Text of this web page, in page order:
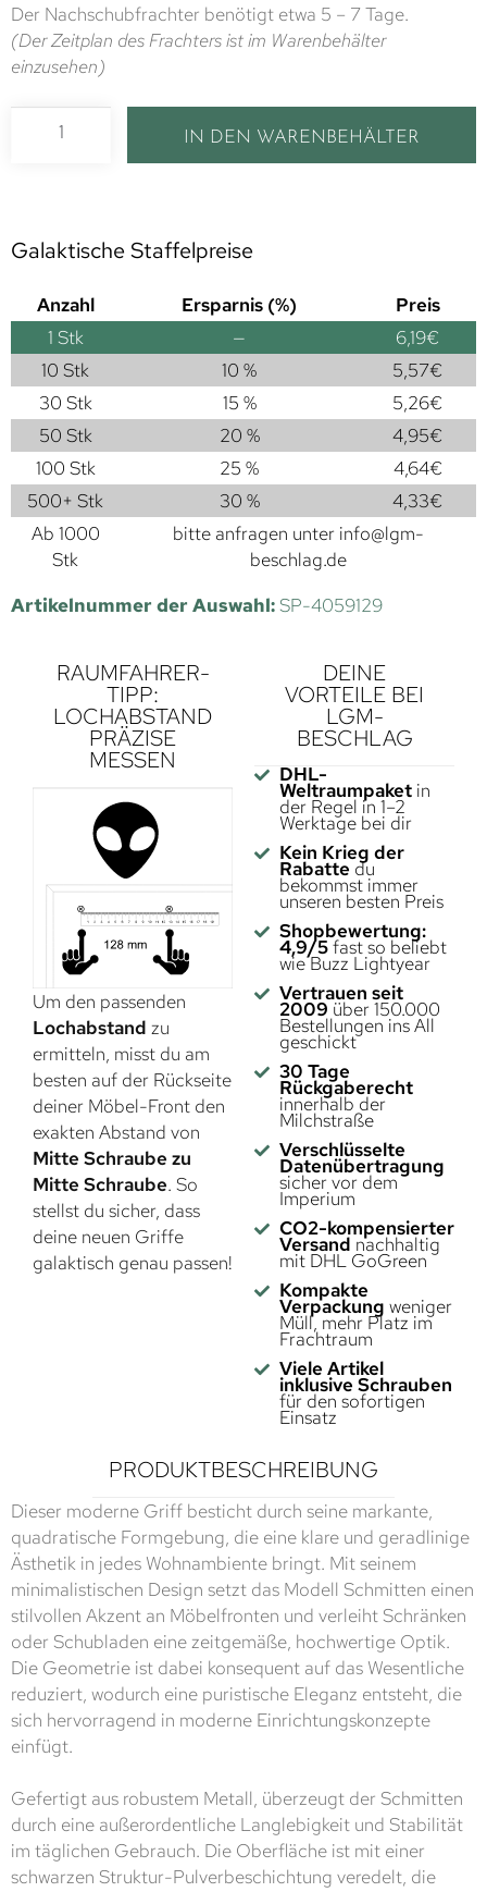
Der Nachschubfrachter benötigt etwa 5 – 7 Tage.
(Der Zeitplan des Frachters ist im Warenbehälter
einzusehen)
IN DEN WARENBEHÄLTER
Galaktische Staffelpreise
Anzahl Ersparnis (%)
Preis
1 Stk — 6,19€
10 Stk
10 % 5,57€
30 Stk
15 % 5,26€
50 Stk
20 % 4,95€
100 Stk
25 % 4,64€
500+ Stk
30 % 4,33€
Ab 1000
Stk
bitte anfragen unter info@lgm-
beschlag.de
Artikelnummer der Auswahl:SP-4059129
RAUMFAHRER-
TIPP:
LOCHABSTAND
PRÄZISE
MESSEN
Um den passenden
Lochabstand zu
ermitteln, misst du am
besten auf der Rückseite
deiner Möbel-Front den
exakten Abstand von
Mitte Schraube zu
Mitte Schraube. So
stellst du sicher, dass
deine neuen Griffe
galaktisch genau passen!
DEINE
VORTEILE BEI
LGM-
BESCHLAG
DHL-
Weltraumpaketin
der Regel in 1–2
Werktage bei dir
Kein Krieg der
Rabatte du
bekommst immer
unseren besten Preis
Shopbewertung:
4,9/5fast so beliebt
wie Buzz Lightyear
Vertrauen seit
2009 über 150.000
Bestellungen ins All
geschickt
30 Tage
Rückgaberecht
innerhalb der
Milchstraße
Verschlüsselte
Datenübertragung
sicher vor dem
Imperium
CO2-kompensierter
Versand nachhaltig
mit DHL GoGreen
Kompakte
Verpackung weniger
Müll, mehr Platz im
Frachtraum
Viele Artikel
inklusive Schrauben
für den sofortigen
Einsatz
PRODUKTBESCHREIBUNG
Dieser moderne Griff besticht durch seine markante,
quadratische Formgebung, die eine klare und geradlinige
Ästhetik in jedes Wohnambiente bringt. Mit seinem
minimalistischen Design setzt das Modell Schmitten einen
stilvollen Akzent an Möbelfronten und verleiht Schränken
oder Schubladen eine zeitgemäße, hochwertige Optik.
Die Geometrie ist dabei konsequent auf das Wesentliche
reduziert, wodurch eine puristische Eleganz entsteht, die
sich hervorragend in moderne Einrichtungskonzepte
einfügt.
Gefertigt aus robustem Metall, überzeugt der Schmitten
durch eine außerordentliche Langlebigkeit und Stabilität
im täglichen Gebrauch. Die Oberfläche ist mit einer
schwarzen Struktur-Pulverbeschichtung veredelt, die